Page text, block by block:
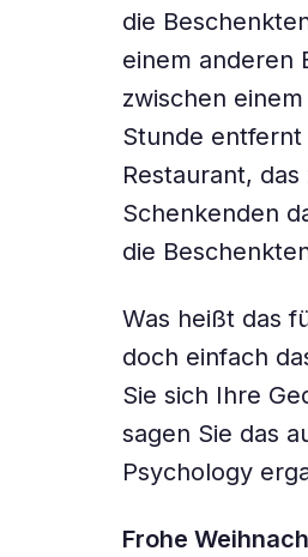
die
einem anderen
zwischen
Stunde
Restaurant,
Schenkenden
die
Was heißt das
doch einfach
Sie sich Ihre
sagen Sie das
Psychology
Frohe